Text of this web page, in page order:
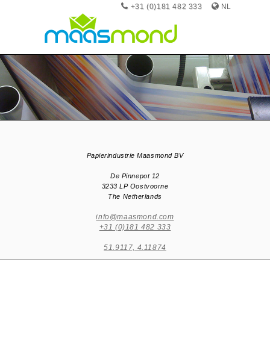
NL
+31 (0)181 482 333
Papierindustrie Maasmond BV
De Pinnepot 12
3233 LP Oostvoorne
The Netherlands
info@maasmond.com
+31 (0)181 482 333
51.9117, 4.11874